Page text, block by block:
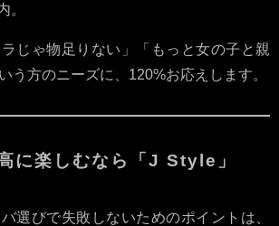
。
ラじゃ物足りない」「もっと女の子と親
う方のニーズに、120%お応えします。
に楽しむなら「J Style」
選びで失敗しないためのポイントは、